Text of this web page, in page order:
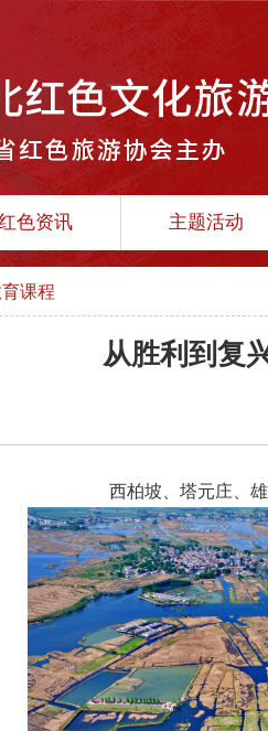
色资讯 主题活动
课程
从胜利到复
西柏坡、塔元庄、